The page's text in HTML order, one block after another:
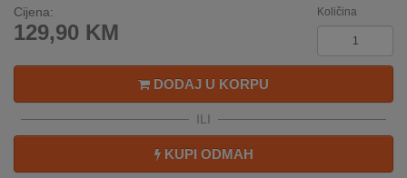
O
NAMA
KATALOZI
KUPOVINA
Cijena:
129,90 KM
Količina
DODAJ U KORPU
ILI
KUPI ODMAH